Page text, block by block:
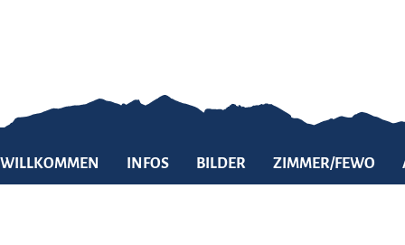
WILLKOMMEN INFOS BILDER ZIMMER/FEWO